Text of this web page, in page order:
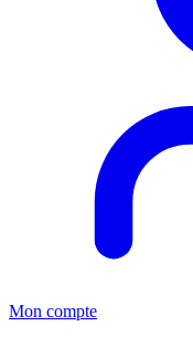
Mon compte